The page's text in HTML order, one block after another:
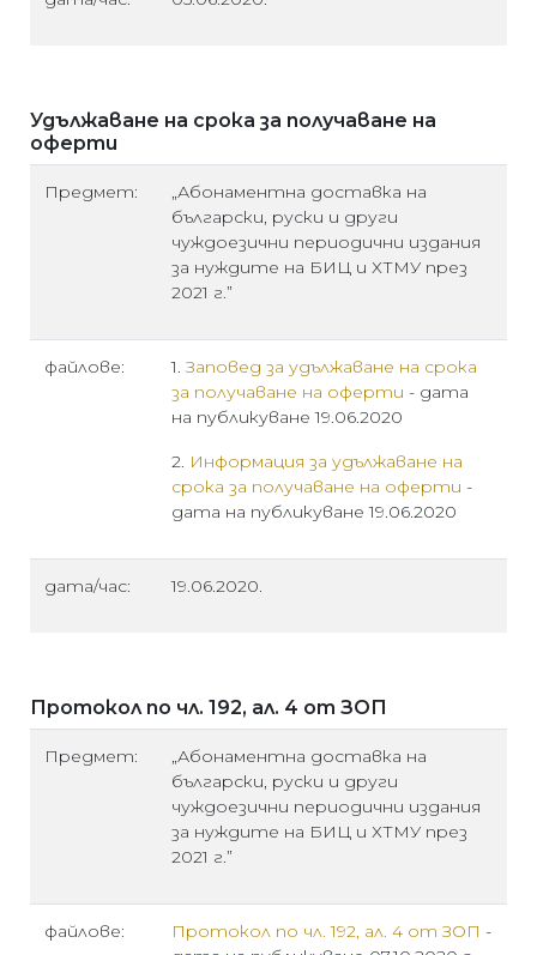
Удължаване на срока за получаване на
оферти
Предмет:
„Абонаментна доставка на
български, руски и други
чуждоезични периодични издания
за нуждите на БИЦ и ХТМУ през
2021 г.”
файлове: 1.Заповед за удължаване на срока
за получаване на оферти - дата
на публикуване 19.06.2020
2. Информация за удължаване на
срока за получаване на оферти -
дата на публикуване 19.06.2020
дата/час: 19.06.2020.
Протокол по чл. 192, ал. 4 от ЗОП
Предмет:
„Абонаментна доставка на
български, руски и други
чуждоезични периодични издания
за нуждите на БИЦ и ХТМУ през
2021 г.”
файлове: Протокол по чл. 192, ал. 4 от ЗОП -